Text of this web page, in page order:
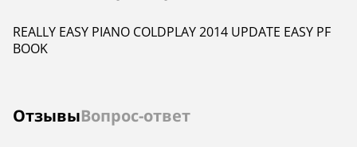
REALLY EASY PIANO COLDPLAY 2014 UPDATE EASY PF
BOOK
ОтзывыВопрос-ответ